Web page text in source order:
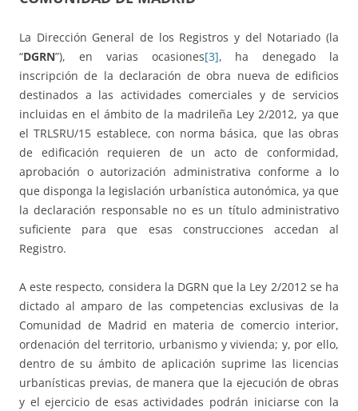
La Dirección General de los Registros y del Notariado (la
“DGRN”), en varias ocasiones[3], ha denegado la
inscripción de la declaración de obra nueva de edificios
destinados a las actividades comerciales y de servicios
incluidas en el ámbito de la madrileña Ley 2/2012, ya que
el TRLSRU/15 establece, con norma básica, que las obras
de edificación requieren de un acto de conformidad,
aprobación o autorización administrativa conforme a lo
que disponga la legislación urbanística autonómica, ya que
la declaración responsable no es un título administrativo
suficiente para que esas construcciones accedan al
Registro.
A este respecto, considera la DGRN que la Ley 2/2012 se ha
dictado al amparo de las competencias exclusivas de la
Comunidad de Madrid en materia de comercio interior,
ordenación del territorio, urbanismo y vivienda; y, por ello,
dentro de su ámbito de aplicación suprime las licencias
urbanísticas previas, de manera que la ejecución de obras
y el ejercicio de esas actividades podrán iniciarse con la